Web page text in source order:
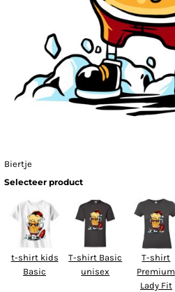
Biertje
Selecteer product
t-shirt kids
Basic
T-shirt Basic
unisex
T-shirt
Premium
Lady Fit